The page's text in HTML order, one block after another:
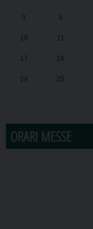
3 4
10 11
17 18
24 25
ORARI MESSE